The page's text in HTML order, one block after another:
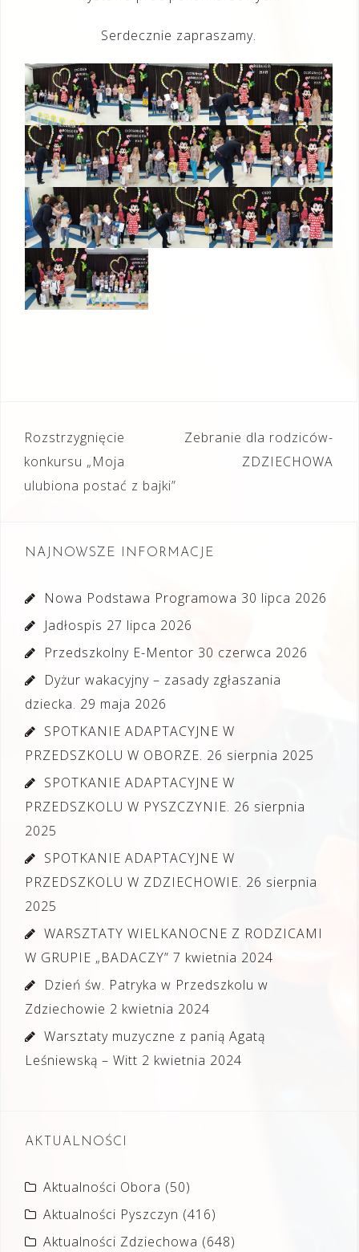
Serdecznie zapraszamy.
Nawigacja
wpisu
Rozstrzygnięcie
konkursu „Moja
ulubiona postać z bajki”
Zebranie dla rodziców-
ZDZIECHOWA
NAJNOWSZE INFORMACJE
Nowa Podstawa Programowa 30 lipca 2026
Jadłospis 27 lipca 2026
Przedszkolny E-Mentor 30 czerwca 2026
Dyżur wakacyjny – zasady zgłaszania
dziecka. 29 maja 2026
SPOTKANIE ADAPTACYJNE W
PRZEDSZKOLU W OBORZE. 26 sierpnia 2025
SPOTKANIE ADAPTACYJNE W
PRZEDSZKOLU W PYSZCZYNIE. 26 sierpnia
2025
SPOTKANIE ADAPTACYJNE W
PRZEDSZKOLU W ZDZIECHOWIE. 26 sierpnia
2025
WARSZTATY WIELKANOCNE Z RODZICAMI
W GRUPIE „BADACZY” 7 kwietnia 2024
Dzień św. Patryka w Przedszkolu w
Zdziechowie 2 kwietnia 2024
Warsztaty muzyczne z panią Agatą
Leśniewską – Witt 2 kwietnia 2024
AKTUALNOŚCI
Aktualności Obora (50)
Aktualności Pyszczyn (416)
Aktualności Zdziechowa (648)